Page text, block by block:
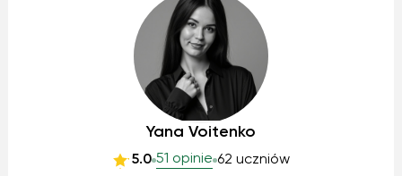
Yana Voitenko
5.0 51 opinie 62 uczniów